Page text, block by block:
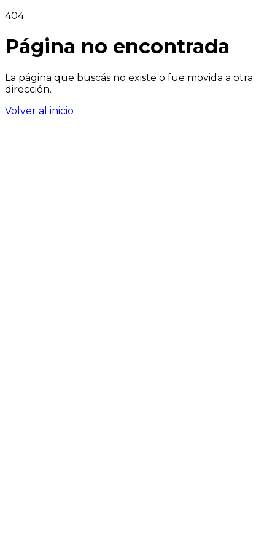
404
Página no encontrada
La página que buscás no existe o fue movida a otra
dirección.
Volver al inicio